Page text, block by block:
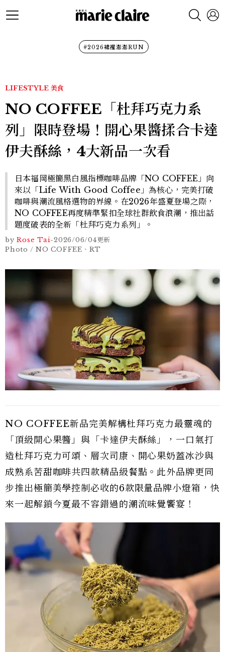
#2026裙襬澎澎RUN
LIFESTYLE 美食
NO COFFEE「杜拜巧克力系
列」限時登場！開心果醬揉合卡達
伊夫酥絲，4大新品一次看
日本福岡極簡黑白風指標咖啡品牌「NO COFFEE」向
來以「Life With Good Coffee」為核心，完美打破
咖啡與潮流風格選物的界線。在2026年盛夏登場之際，
NO COFFEE再度精準緊扣全球社群飲食浪潮，推出話
題度破表的全新「杜拜巧克力系列」。
by Rose Tai-2026/06/04更新
Photo / NO COFFEE、RT
NO COFFEE新品完美解構杜拜巧克力最靈魂的
「頂級開心果醬」與「卡達伊夫酥絲」，一口氣打
造杜拜巧克力可頌、層次司康、開心果奶蓋冰沙與
成熟系苦甜咖啡共四款精品級餐點。此外品牌更同
步推出極簡美學控制必收的6款限量品牌小燈箱，快
來一起解鎖今夏最不容錯過的潮流味覺饗宴！